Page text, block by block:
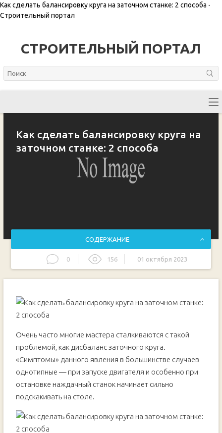
Как сделать балансировку круга на заточном станке: 2 способа -
Строительный портал
СТРОИТЕЛЬНЫЙ ПОРТАЛ
Как сделать балансировку круга на
заточном станке: 2 способа
СОДЕРЖАНИЕ
0 156 01 октября 2023
Балансировка абразивных кругов на заточном станке
Как проверить балансировку с помощью
Пошаговый процесс балансировки
абразивных кругов
Очень часто многие мастера сталкиваются с такой
проблемой, как дисбаланс заточного круга.
«Симптомы» данного явления в большинстве случаев
однотипные — при запуске двигателя и особенно при
остановке наждачный станок начинает сильно
подскакивать на столе.